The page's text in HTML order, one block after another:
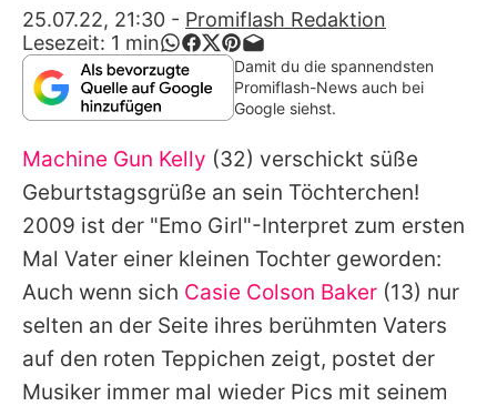
App runterladen
Team
Redaktionelle Richtlinien
Impressum
Datenschutzerklärung
Nutzungsbedingungen
Utiq verwalten
25.07.22, 21:30 - Promiflash Redaktion
Lesezeit: 1 min
Damit du die spannendsten
Promiflash-News auch bei
Google siehst.
Machine Gun Kelly (32) verschickt süße
Geburtstagsgrüße an sein Töchterchen!
2009 ist der "Emo Girl"-Interpret zum ersten
Mal Vater einer kleinen Tochter geworden:
Auch wenn sich Casie Colson Baker (13) nur
selten an der Seite ihres berühmten Vaters
auf den roten Teppichen zeigt, postet der
Musiker immer mal wieder Pics mit seinem